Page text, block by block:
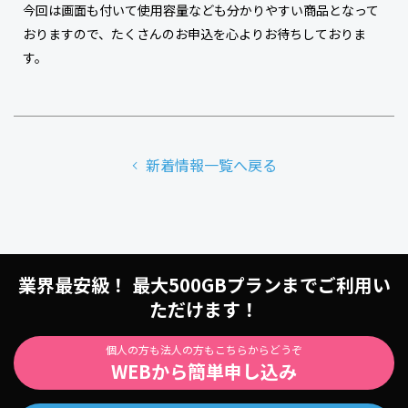
今回は画面も付いて使用容量なども分かりやすい商品となって
おりますので、たくさんのお申込を心よりお待ちしておりま
す。
新着情報一覧へ戻る
業界最安級！ 最大500GBプランまでご利用い
ただけます！
個人の方も法人の方もこちらからどうぞ
WEBから簡単申し込み